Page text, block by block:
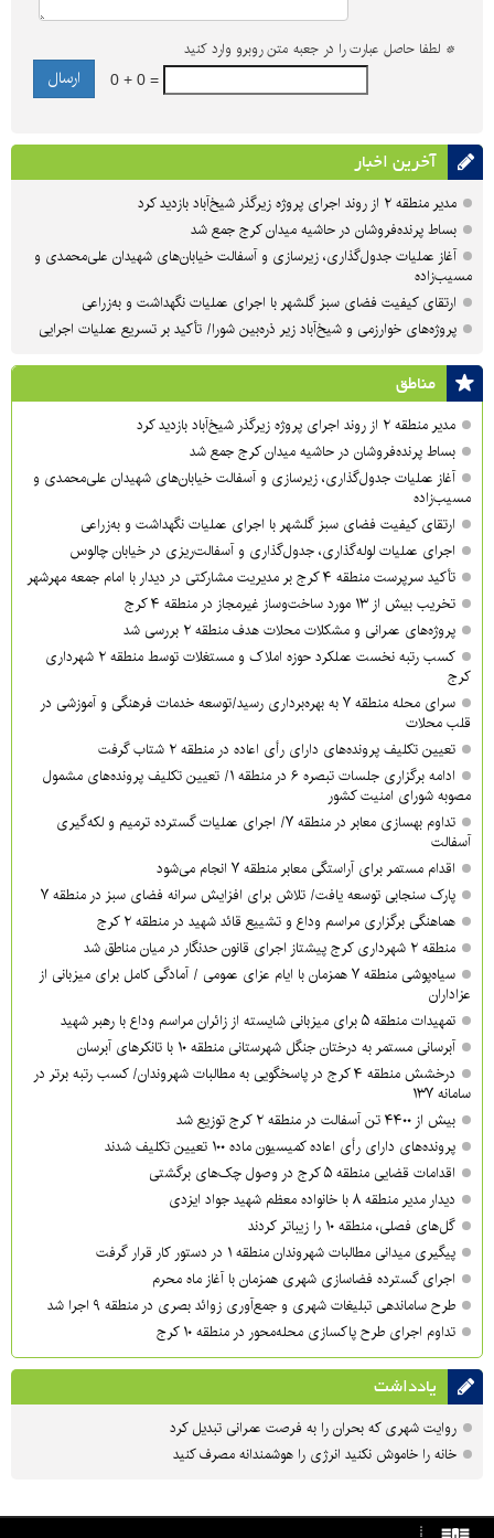
* لطفا حاصل عبارت را در جعبه متن روبرو وارد کنید
0 + 0 =
آخرین اخبار
مدیر منطقه ۲ از روند اجرای پروژه زیرگذر شیخ‌آباد بازدید کرد
بساط پرنده‌فروشان در حاشیه میدان کرج جمع شد
آغاز عملیات جدول‌گذاری، زیرسازی و آسفالت خیابان‌های شهیدان علی‌محمدی و
مسیب‌زاده
ارتقای کیفیت فضای سبز گلشهر با اجرای عملیات نگهداشت و به‌زراعی
پروژه‌های خوارزمی و شیخ‌آباد زیر ذره‌بین شورا/ تأکید بر تسریع عملیات اجرایی
مناطق
مدیر منطقه ۲ از روند اجرای پروژه زیرگذر شیخ‌آباد بازدید کرد
بساط پرنده‌فروشان در حاشیه میدان کرج جمع شد
آغاز عملیات جدول‌گذاری، زیرسازی و آسفالت خیابان‌های شهیدان علی‌محمدی و
مسیب‌زاده
ارتقای کیفیت فضای سبز گلشهر با اجرای عملیات نگهداشت و به‌زراعی
اجرای عملیات لوله‌گذاری، جدول‌گذاری و آسفالت‌ریزی در خیابان چالوس
تأکید سرپرست منطقه ۴ کرج بر مدیریت مشارکتی در دیدار با امام جمعه مهرشهر
تخریب بیش از ۱۳ مورد ساخت‌وساز غیرمجاز در منطقه ۴ کرج
پروژه‌های عمرانی و مشکلات محلات هدف منطقه ۲ بررسی شد
کسب رتبه نخست عملکرد حوزه املاک و مستغلات توسط منطقه ۲ شهرداری
کرج
سرای محله منطقه ۷ به بهره‌برداری رسید/توسعه خدمات فرهنگی و آموزشی در
قلب محلات
تعیین تکلیف پرونده‌های دارای رأی اعاده در منطقه ۲ شتاب گرفت
ادامه برگزاری جلسات تبصره ۶ در منطقه ۱/ تعیین تکلیف پرونده‌های مشمول
مصوبه شورای امنیت کشور
تداوم بهسازی معابر در منطقه ۷/ اجرای عملیات گسترده ترمیم و لکه‌گیری
آسفالت
اقدام مستمر برای آراستگی معابر منطقه ۷ انجام می‌شود
پارک سنجابی توسعه یافت/ تلاش برای افزایش سرانه فضای سبز در منطقه ۷
هماهنگی برگزاری مراسم وداع و تشییع قائد شهید در منطقه ۲ کرج
منطقه ۲ شهرداری کرج پیشتاز اجرای قانون حدنگار در میان مناطق شد
سیاه‌پوشی منطقه ۷ همزمان با ایام عزای عمومی / آمادگی کامل برای میزبانی از
عزاداران
تمهیدات منطقه ۵ برای میزبانی شایسته از زائران مراسم وداع با رهبر شهید
آبرسانی مستمر به درختان جنگل شهرستانی منطقه ۱۰ با تانکرهای آبرسان
درخشش منطقه ۴ کرج در پاسخگویی به مطالبات شهروندان/ کسب رتبه برتر در
سامانه ۱۳۷
بیش از ۴۴۰۰ تن آسفالت در منطقه ۲ کرج توزیع شد
پرونده‌های دارای رأی اعاده کمیسیون ماده ۱۰۰ تعیین تکلیف شدند
اقدامات قضایی منطقه ۵ کرج در وصول چک‌های برگشتی
دیدار مدیر منطقه ۸ با خانواده معظم شهید جواد ایزدی
گل‌های فصلی، منطقه ۱۰ را زیباتر کردند
پیگیری میدانی مطالبات شهروندان منطقه ۱ در دستور کار قرار گرفت
اجرای گسترده فضاسازی شهری همزمان با آغاز ماه محرم
طرح ساماندهی تبلیغات شهری و جمع‌آوری زوائد بصری در منطقه ۹ اجرا شد
تداوم اجرای طرح پاکسازی محله‌محور در منطقه ۱۰ کرج
یادداشت
روایت شهری که بحران را به فرصت عمرانی تبدیل کرد
خانه را خاموش نکنید انرژی را هوشمندانه مصرف کنید